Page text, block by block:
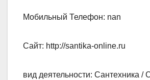
Мобильный Телефон: nan
Сайт: http://santika-online.ru
вид деятельности: Сантехника /